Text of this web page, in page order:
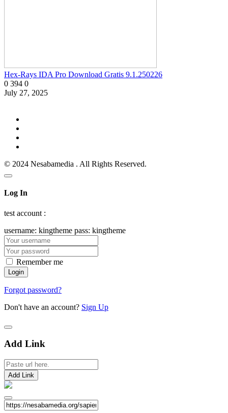
Hex-Rays IDA Pro Download Gratis 9.1.250226
0 394 0
July 27, 2025
© 2024 Nesabamedia . All Rights Reserved.
Log In
test account :
username: kingtheme pass: kingtheme
Remember me
Forgot password?
Don't have an account? Sign Up
Add Link
Add Link